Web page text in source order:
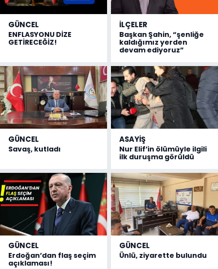
GÜNCEL
ENFLASYONU DİZE
GETİRECEĞİZ!
İLÇELER
Başkan Şahin, “şenliğe
kaldığımız yerden
devam ediyoruz”
GÜNCEL
Savaş, kutladı
ASAYİŞ
Nur Elif’in ölümüyle ilgili
ilk duruşma görüldü
GÜNCEL
Erdoğan’dan flaş seçim
açıklaması!
GÜNCEL
Ünlü, ziyarette bulundu